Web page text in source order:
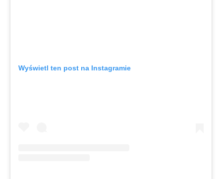
Wyświetl ten post na Instagramie